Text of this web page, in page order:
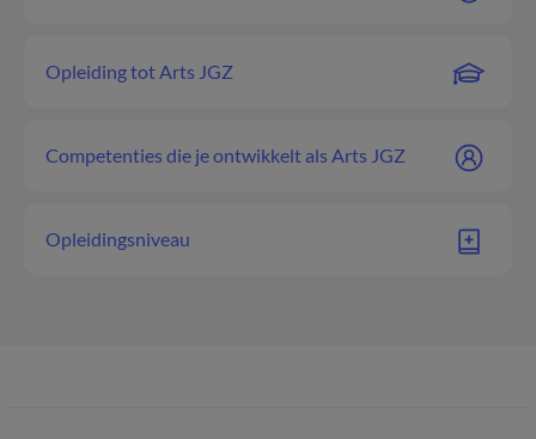
Opleiding tot Arts JGZ
Competenties die je ontwikkelt als Arts JGZ
Opleidingsniveau